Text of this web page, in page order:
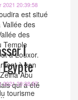
2021 20:39:58
est situé
des
des
Temple
à Louxor.
à son
Abu
qui a été
l
2021 20:38:57
tourisme